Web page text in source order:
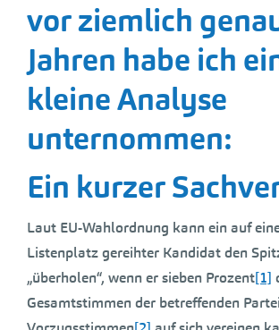
vor ziemlich
Jahren habe ich
kleine Analyse
unternommen:
Ein kurzer
Laut EU-Wahlordnung kann ein auf
Listenplatz gereihter Kandidat den
„überholen“, wenn er sieben Prozent[1]
Gesamtstimmen der betreffenden